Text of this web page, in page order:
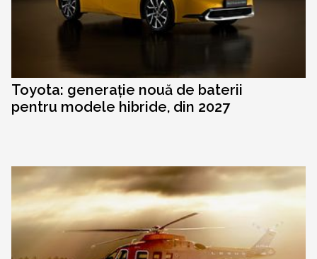
Toyota: generație nouă de baterii
pentru modele hibride, din 2027